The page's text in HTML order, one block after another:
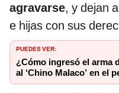
agravarse, y dejan
e hijas con sus
PUEDES VER:
¿Cómo ingresó el arma
al ‘Chino Malaco’ en el